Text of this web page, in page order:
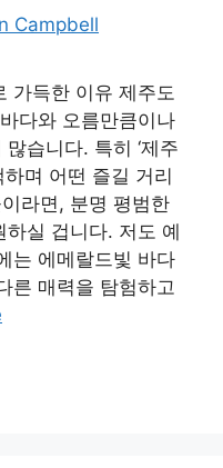
Campbell
가득한 이유 제주도
다와 오름만큼이나
습니다. 특히 ‘제주
며 어떤 즐길 거리
라면, 분명 평범한
실 겁니다. 저도 예
는 에메랄드빛 바다
른 매력을 탐험하고